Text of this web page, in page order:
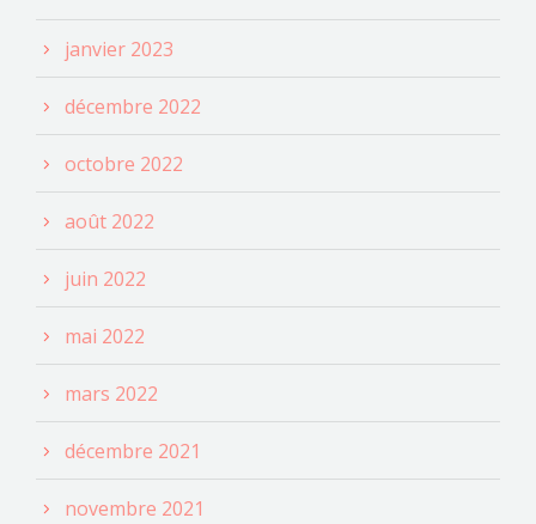
janvier 2023
décembre 2022
octobre 2022
août 2022
juin 2022
mai 2022
mars 2022
décembre 2021
novembre 2021